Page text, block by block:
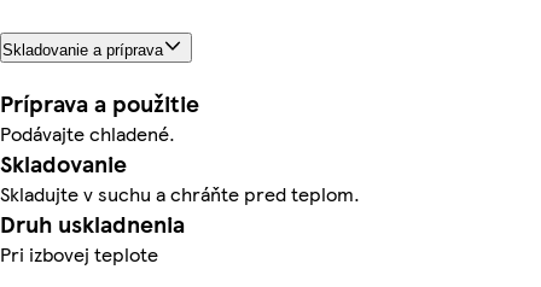
Skladovanie a príprava
Príprava a použitie
Podávajte chladené.
Skladovanie
Skladujte v suchu a chráňte pred teplom.
Druh uskladnenia
Pri izbovej teplote